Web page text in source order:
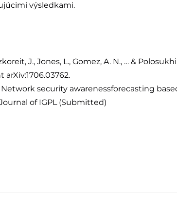
výsledkami.
J., Jones, L., Gomez, A. N., … &
Network security awarenessforecasting
of IGPL (Submitted)